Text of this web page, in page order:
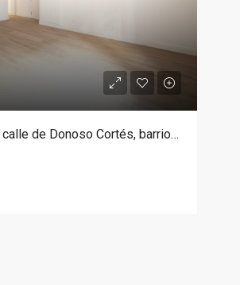
Alquiler de piso en calle de Donoso Cortés, barrio Chamberí